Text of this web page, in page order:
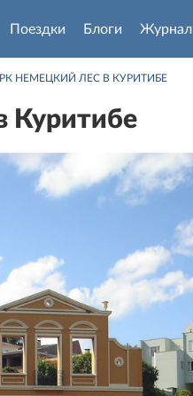
Поездки Блоги Журнал
НЕМЕЦКИЙ ЛЕС В КУРИТИБЕ
Куритибе